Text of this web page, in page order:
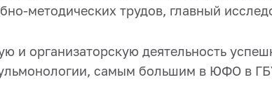
методических трудов, главный
и организаторскую деятельность
самым большим в ЮФО в